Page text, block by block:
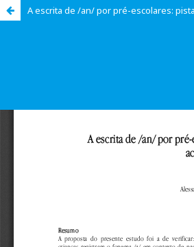
A escrita de /an/ por pré-escolares: